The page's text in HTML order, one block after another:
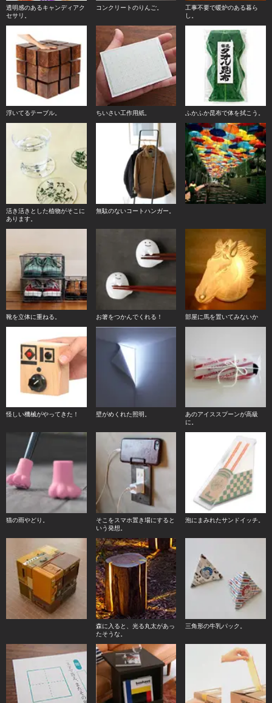
透明感のあるキャンディアク
セサリ。
コンクリートのりんご。
工事不要で暖炉のある暮ら
し。
浮いてるテーブル。 ちいさい工作用紙。 ふかふか昆布で体を拭こう。
活き活きとした植物がそこに
あります。
無駄のないコートハンガー。
靴を立体に重ねる。 お箸をつかんでくれる！ 部屋に馬を置いてみないか
怪しい機械がやってきた！ 壁がめくれた照明。
あのアイススプーンが高級
に。
猫の雨やどり。
そこをスマホ置き場にすると
いう発想。
泡にまみれたサンドイッチ。
森に入ると、光る丸太があっ
たそうな。
三角形の牛乳パック。